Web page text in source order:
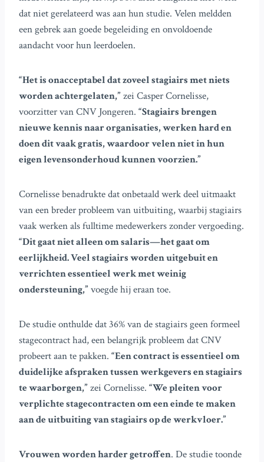
dat niet gerelateerd was aan hun studie. Velen meldden
een gebrek aan goede begeleiding en onvoldoende
aandacht voor hun leerdoelen.
“Het is onacceptabel dat zoveel stagiairs met niets
worden achtergelaten,” zei Casper Cornelisse,
voorzitter van CNV Jongeren. “Stagiairs brengen
nieuwe kennis naar organisaties, werken hard en
doen dit vaak gratis, waardoor velen niet in hun
eigen levensonderhoud kunnen voorzien.”
Cornelisse benadrukte dat onbetaald werk deel uitmaakt
van een breder probleem van uitbuiting, waarbij stagiairs
vaak werken als fulltime medewerkers zonder vergoeding.
“Dit gaat niet alleen om salaris—het gaat om
eerlijkheid. Veel stagiairs worden uitgebuit en
verrichten essentieel werk met weinig
ondersteuning,” voegde hij eraan toe.
De studie onthulde dat 36% van de stagiairs geen formeel
stagecontract had, een belangrijk probleem dat CNV
probeert aan te pakken. “Een contract is essentieel om
duidelijke afspraken tussen werkgevers en stagiairs
te waarborgen,” zei Cornelisse. “We pleiten voor
verplichte stagecontracten om een einde te maken
aan de uitbuiting van stagiairs op de werkvloer.”
Vrouwen worden harder getroffen. De studie toonde